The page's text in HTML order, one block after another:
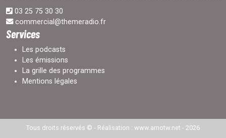
03 25 75 30 30
commercial@themeradio.fr
Services
Les podcasts
Les émissions
La grille des programmes
Mentions légales
Tous droits réservés © - Réalisation : www.arnotw.net - 2026